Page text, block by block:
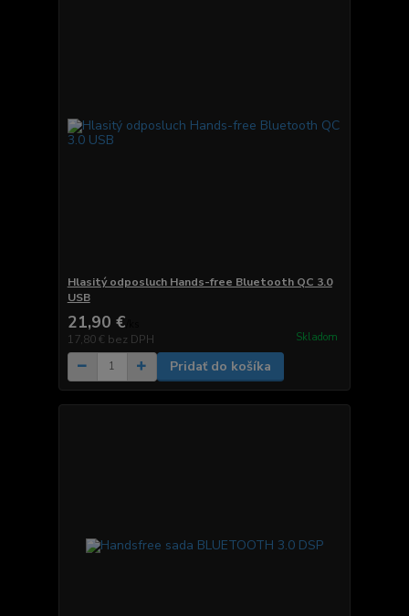
Hlasitý odposluch Hands-free Bluetooth QC 3.0
USB
21,90 €
17,80 € bez DPH Skladom
Pridať do košíka